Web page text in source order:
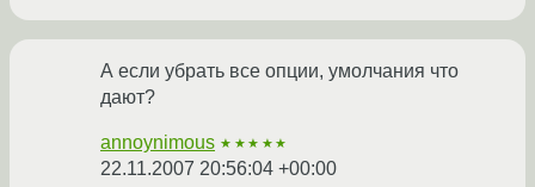
А если убрать все опции, умолчания что
дают?
annoynimous ★★★★★
22.11.2007 20:56:04 +00:00